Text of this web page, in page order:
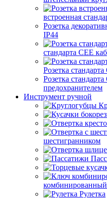
встроенная
Розетка
IP44
стандарта СЕЕ
Розетка
Розетка
предохранителем
Инструмент ручной
шестигранником
Рулетка